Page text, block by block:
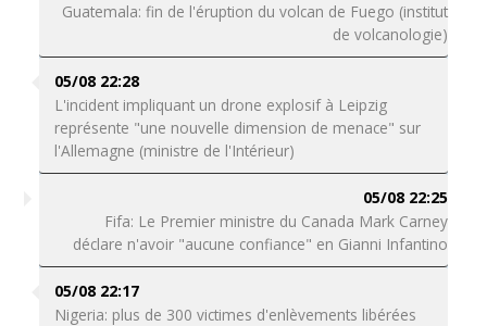
Guatemala: fin de l'éruption du volcan de Fuego (institut
de volcanologie)
05/08 22:28
L'incident impliquant un drone explosif à Leipzig
représente "une nouvelle dimension de menace" sur
l'Allemagne (ministre de l'Intérieur)
05/08 22:25
Fifa: Le Premier ministre du Canada Mark Carney
déclare n'avoir "aucune confiance" en Gianni Infantino
05/08 22:17
Nigeria: plus de 300 victimes d'enlèvements libérées